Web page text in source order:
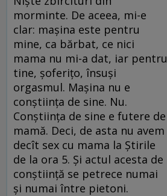
morminte. De aceea, mi-e
clar: maşina este pentru
mine, ca bărbat, ce nici
mama nu mi-a dat, iar pentru
tine, şoferiţo, însuşi
orgasmul. Maşina nu e
conştiinţa de sine. Nu.
Conştiinţa de sine e futere de
mamă. Deci, de asta nu avem
decît sex cu mama la Ştirile
de la ora 5. Şi actul acesta de
conştiinţă se petrece numai
şi numai între pietoni.